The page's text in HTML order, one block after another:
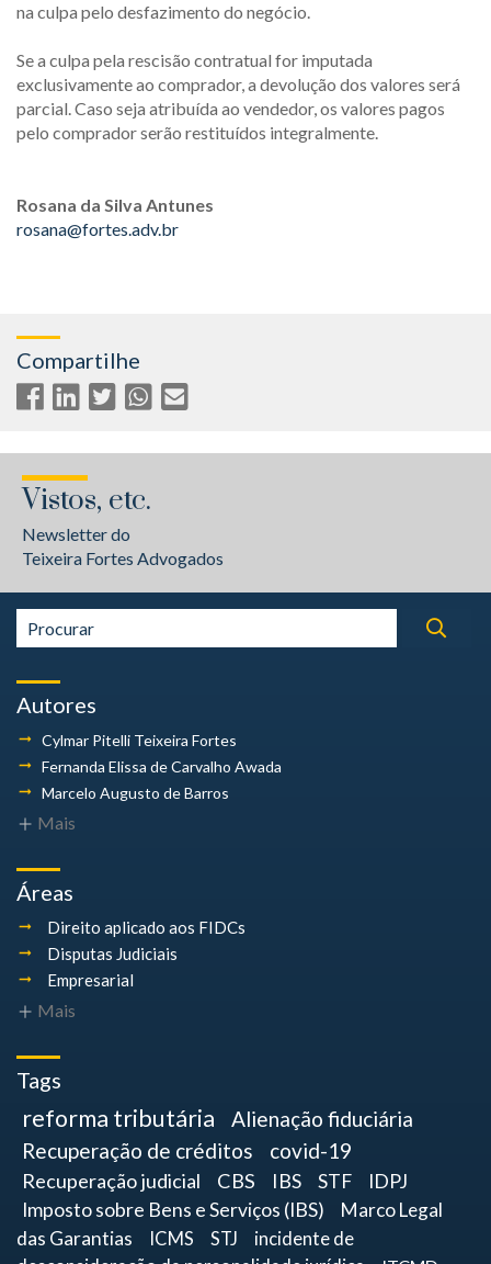
na culpa pelo desfazimento do negócio.
Se a culpa pela rescisão contratual for imputada
exclusivamente ao comprador, a devolução dos valores será
parcial. Caso seja atribuída ao vendedor, os valores pagos
pelo comprador serão restituídos integralmente.
Rosana da Silva Antunes
rosana@fortes.adv.br
Compartilhe
Vistos, etc.
Newsletter do
Teixeira Fortes Advogados
Autores
Cylmar Pitelli Teixeira Fortes
Fernanda Elissa de Carvalho Awada
Marcelo Augusto de Barros
Mais
Áreas
Direito aplicado aos FIDCs
Disputas Judiciais
Empresarial
Mais
Tags
reforma tributária
Alienação fiduciária
Recuperação de créditos
covid-19
Recuperação judicial CBS IBS STF
IDPJ
Imposto sobre Bens e Serviços (IBS)
Marco Legal
das Garantias
ICMS STJ
incidente de